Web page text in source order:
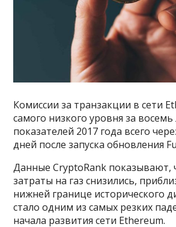
Комиссии за транзакции в сети
самого низкого уровня за восемь
показателей 2017 года всего
дней после запуска обновления
Данные CryptoRank показывают,
затраты на газ снизились,
нижней границе исторического
стало одним из самых резких
начала развития сети Ethereum.